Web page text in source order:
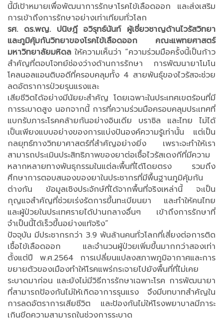
นี้มีเป้าหมายเพื่อพัฒนาการรักษาโรคไข้เลือดออก และส่งเสริม
การเข้าถึงการรักษาอย่างเท่าเทียมทั่วโลก
รศ. ดร.พญ. ปนิษฎี อวิรุทธ์นันท์ ผู้เชี่ยวชาญด้านไวรัสวิทยา
และภูมิคุ้มกันวิทยาของโรคไข้เลือดออก คณะแพทยศาสตร์
มหาวิทยาลัยมหิดล ให้ความเห็นว่า “ความร่วมมือครั้งนี้เป็นก้าว
สำคัญที่ตอบโจทย์ช่องว่างด้านการรักษา การพัฒนายาโมโน
โคลนอลแอนติบอดีที่ครอบคลุมทั้ง 4 สายพันธุ์ของไวรัสจะช่วย
ลดอัตราการป่วยรุนแรงและ
เสียชีวิตได้อย่างมีนัยยะสำคัญ โดยเฉพาะในประเทศเขตร้อนที่มี
การระบาดสูง นอกจากนี้ การที่ความร่วมมือครอบคลุมประเทศที่
แบกรับภาระโรคคล้ายกันอย่างอินเดีย บราซิล และไทย ไม่ได้
เป็นเพียงแบบอย่างของการแบ่งปันองค์ความรู้เท่านั้น แต่เป็น
กลยุทธ์ทางวิทยาศาสตร์ที่สำคัญอย่างยิ่ง เพราะจะทำให้เรา
สามารถประเมินประสิทธิภาพของยาต่อเชื้อไวรัสเดงกีที่มีความ
หลากหลายทางพันธุกรรมในแต่ละพื้นที่ได้โดยตรง รวมถึง
ศึกษาการตอบสนองของยาในประชากรที่มีพื้นฐานภูมิคุ้มกัน
ต่างกัน ข้อมูลเชิงประจักษ์ที่ได้จากพื้นที่จริงเหล่านี้ จะเป็น
กุญแจสำคัญที่ช่วยเร่งรัดการขึ้นทะเบียนยา และทำให้คนไทย
และผู้ป่วยในประเทศรายได้ปานกลางอื่นๆ เข้าถึงการรักษาที่
จำเป็นนี้ได้เร็วขึ้นอย่างแท้จริง”
ปัจจุบัน มีประชากรกว่า 3.9 พันล้านคนทั่วโลกที่เสี่ยงต่อการติด
เชื้อไข้เลือดออก และจำนวนผู้ป่วยเพิ่มขึ้นมากกว่าสองเท่า
ตั้งแต่ปี พ.ศ.2564 การเปลี่ยนแปลงสภาพภูมิอากาศและการ
ขยายตัวของเมืองทำให้โรคแพร่กระจายไปยังพื้นที่ที่ไม่เคย
ระบาดมาก่อน และยังไม่มีวิธีการรักษาเฉพาะโรค การพัฒนายา
ที่สามารถป้องกันไม่ให้เกิดอาการรุนแรง จึงมีบทบาทสำคัญใน
การลดอัตราการเสียชีวิต และป้องกันไม่ให้โรงพยาบาลมีภาระ
เกินขีดความสามารถในช่วงการระบาด